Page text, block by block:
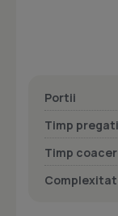
Portii
Timp
Timp